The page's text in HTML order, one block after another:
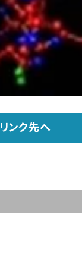
リンク先へ